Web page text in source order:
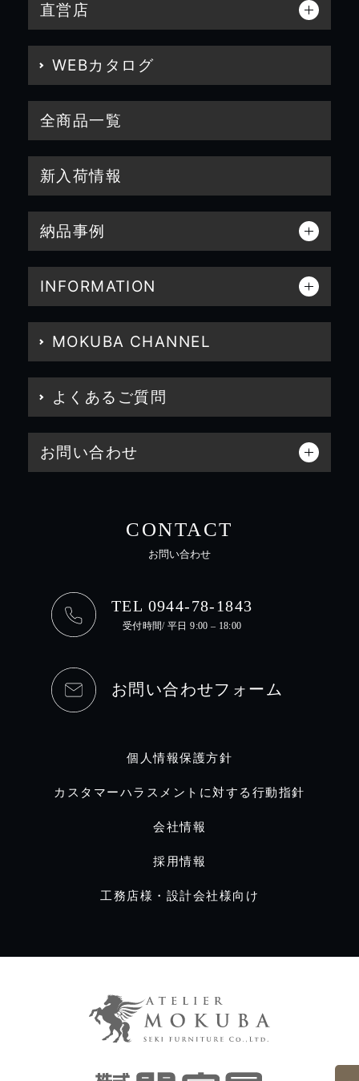
直営店
WEBカタログ
全商品一覧
新入荷情報
納品事例
INFORMATION
MOKUBA CHANNEL
よくあるご質問
お問い合わせ
CONTACT
お問い合わせ
TEL 0944-78-1843
受付時間/ 平日 9:00 – 18:00
お問い合わせフォーム
個人情報保護方針
カスタマーハラスメントに対する行動指針
会社情報
採用情報
工務店様・設計会社様向け